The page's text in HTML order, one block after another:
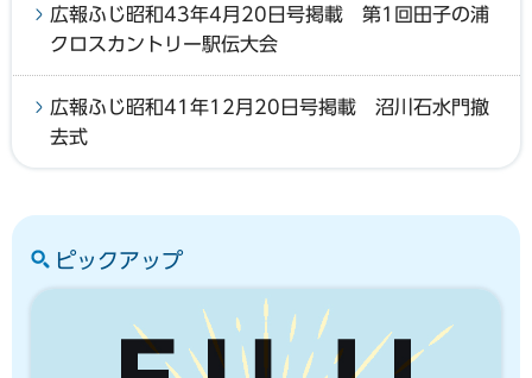
広報ふじ昭和43年4月20日号掲載 第1回田子の浦
クロスカントリー駅伝大会
広報ふじ昭和41年12月20日号掲載 沼川石水門撤
去式
ピックアップ